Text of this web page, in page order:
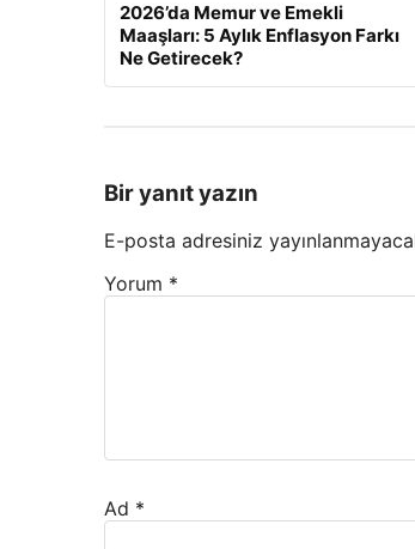
2026’da Memur ve Emekli
Maaşları: 5 Aylık Enflasyon Farkı
Ne Getirecek?
Bir yanıt yazın
E-posta adresiniz
Yorum *
Ad *